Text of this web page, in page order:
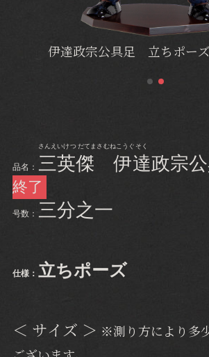
伊達政宗公具足 立ちポー
品名： 三英傑 伊達政宗公
さんえいけつ だてまさむねこうぐそく
終了
号数： 三分之一
仕様： 立ちポーズ
＜ サイズ ＞ ※測り方により多